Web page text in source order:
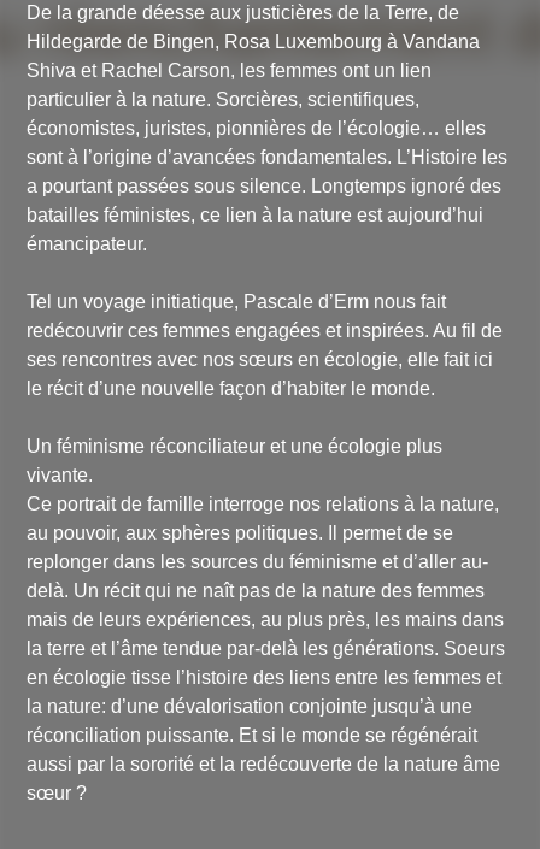
De la grande déesse aux justicières de la Terre, de
Hildegarde de Bingen, Rosa Luxembourg à Vandana
Shiva et Rachel Carson, les femmes ont un lien
particulier à la nature. Sorcières, scientifiques,
économistes, juristes, pionnières de l’écologie… elles
sont à l’origine d’avancées fondamentales. L’Histoire les
a pourtant passées sous silence. Longtemps ignoré des
batailles féministes, ce lien à la nature est aujourd’hui
émancipateur.
Tel un voyage initiatique, Pascale d’Erm nous fait
redécouvrir ces femmes engagées et inspirées. Au fil de
ses rencontres avec nos sœurs en écologie, elle fait ici
le récit d’une nouvelle façon d’habiter le monde.
Un féminisme réconciliateur et une écologie plus
vivante.
Ce portrait de famille interroge nos relations à la nature,
au pouvoir, aux sphères politiques. Il permet de se
replonger dans les sources du féminisme et d’aller au-
delà. Un récit qui ne naît pas de la nature des femmes
mais de leurs expériences, au plus près, les mains dans
la terre et l’âme tendue par-delà les générations. Soeurs
en écologie tisse l’histoire des liens entre les femmes et
la nature: d’une dévalorisation conjointe jusqu’à une
réconciliation puissante. Et si le monde se régénérait
aussi par la sororité et la redécouverte de la nature âme
sœur ?